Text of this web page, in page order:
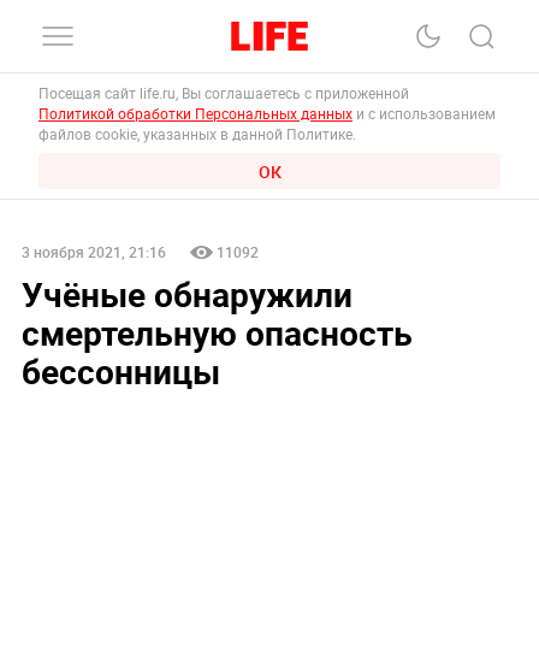
Посещая сайт life.ru, Вы соглашаетесь с приложенной
Политикой обработки Персональных данных и с использованием
файлов cookie, указанных в данной Политике.
ОК
3 ноября 2021, 21:16 11092
Учёные обнаружили
смертельную опасность
бессонницы